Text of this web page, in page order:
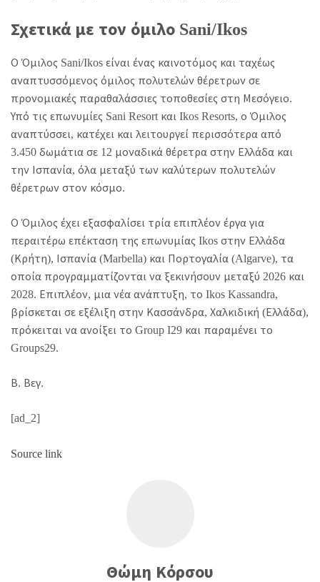
Σχετικά με τον όμιλο Sani/Ikos
Ο Όμιλος Sani/Ikos είναι ένας καινοτόμος και ταχέως
αναπτυσσόμενος όμιλος πολυτελών θέρετρων σε
προνομιακές παραθαλάσσιες τοποθεσίες στη Μεσόγειο.
Υπό τις επωνυμίες Sani Resort και Ikos Resorts, ο Όμιλος
αναπτύσσει, κατέχει και λειτουργεί περισσότερα από
3.450 δωμάτια σε 12 μοναδικά θέρετρα στην Ελλάδα και
την Ισπανία, όλα μεταξύ των καλύτερων πολυτελών
θέρετρων στον κόσμο.
Ο Όμιλος έχει εξασφαλίσει τρία επιπλέον έργα για
περαιτέρω επέκταση της επωνυμίας Ikos στην Ελλάδα
(Κρήτη), Ισπανία (Marbella) και Πορτογαλία (Algarve), τα
οποία προγραμματίζονται να ξεκινήσουν μεταξύ 2026 και
2028. Επιπλέον, μια νέα ανάπτυξη, το Ikos Kassandra,
βρίσκεται σε εξέλιξη στην Κασσάνδρα, Χαλκιδική (Ελλάδα),
πρόκειται να ανοίξει το Group I29 και παραμένει το
Groups29.
Β. Βεγ.
[ad_2]
Source link
Θώμη Κόρσου